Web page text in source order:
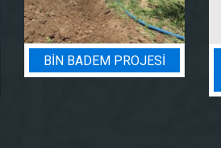
BIN BADEM PROJESI